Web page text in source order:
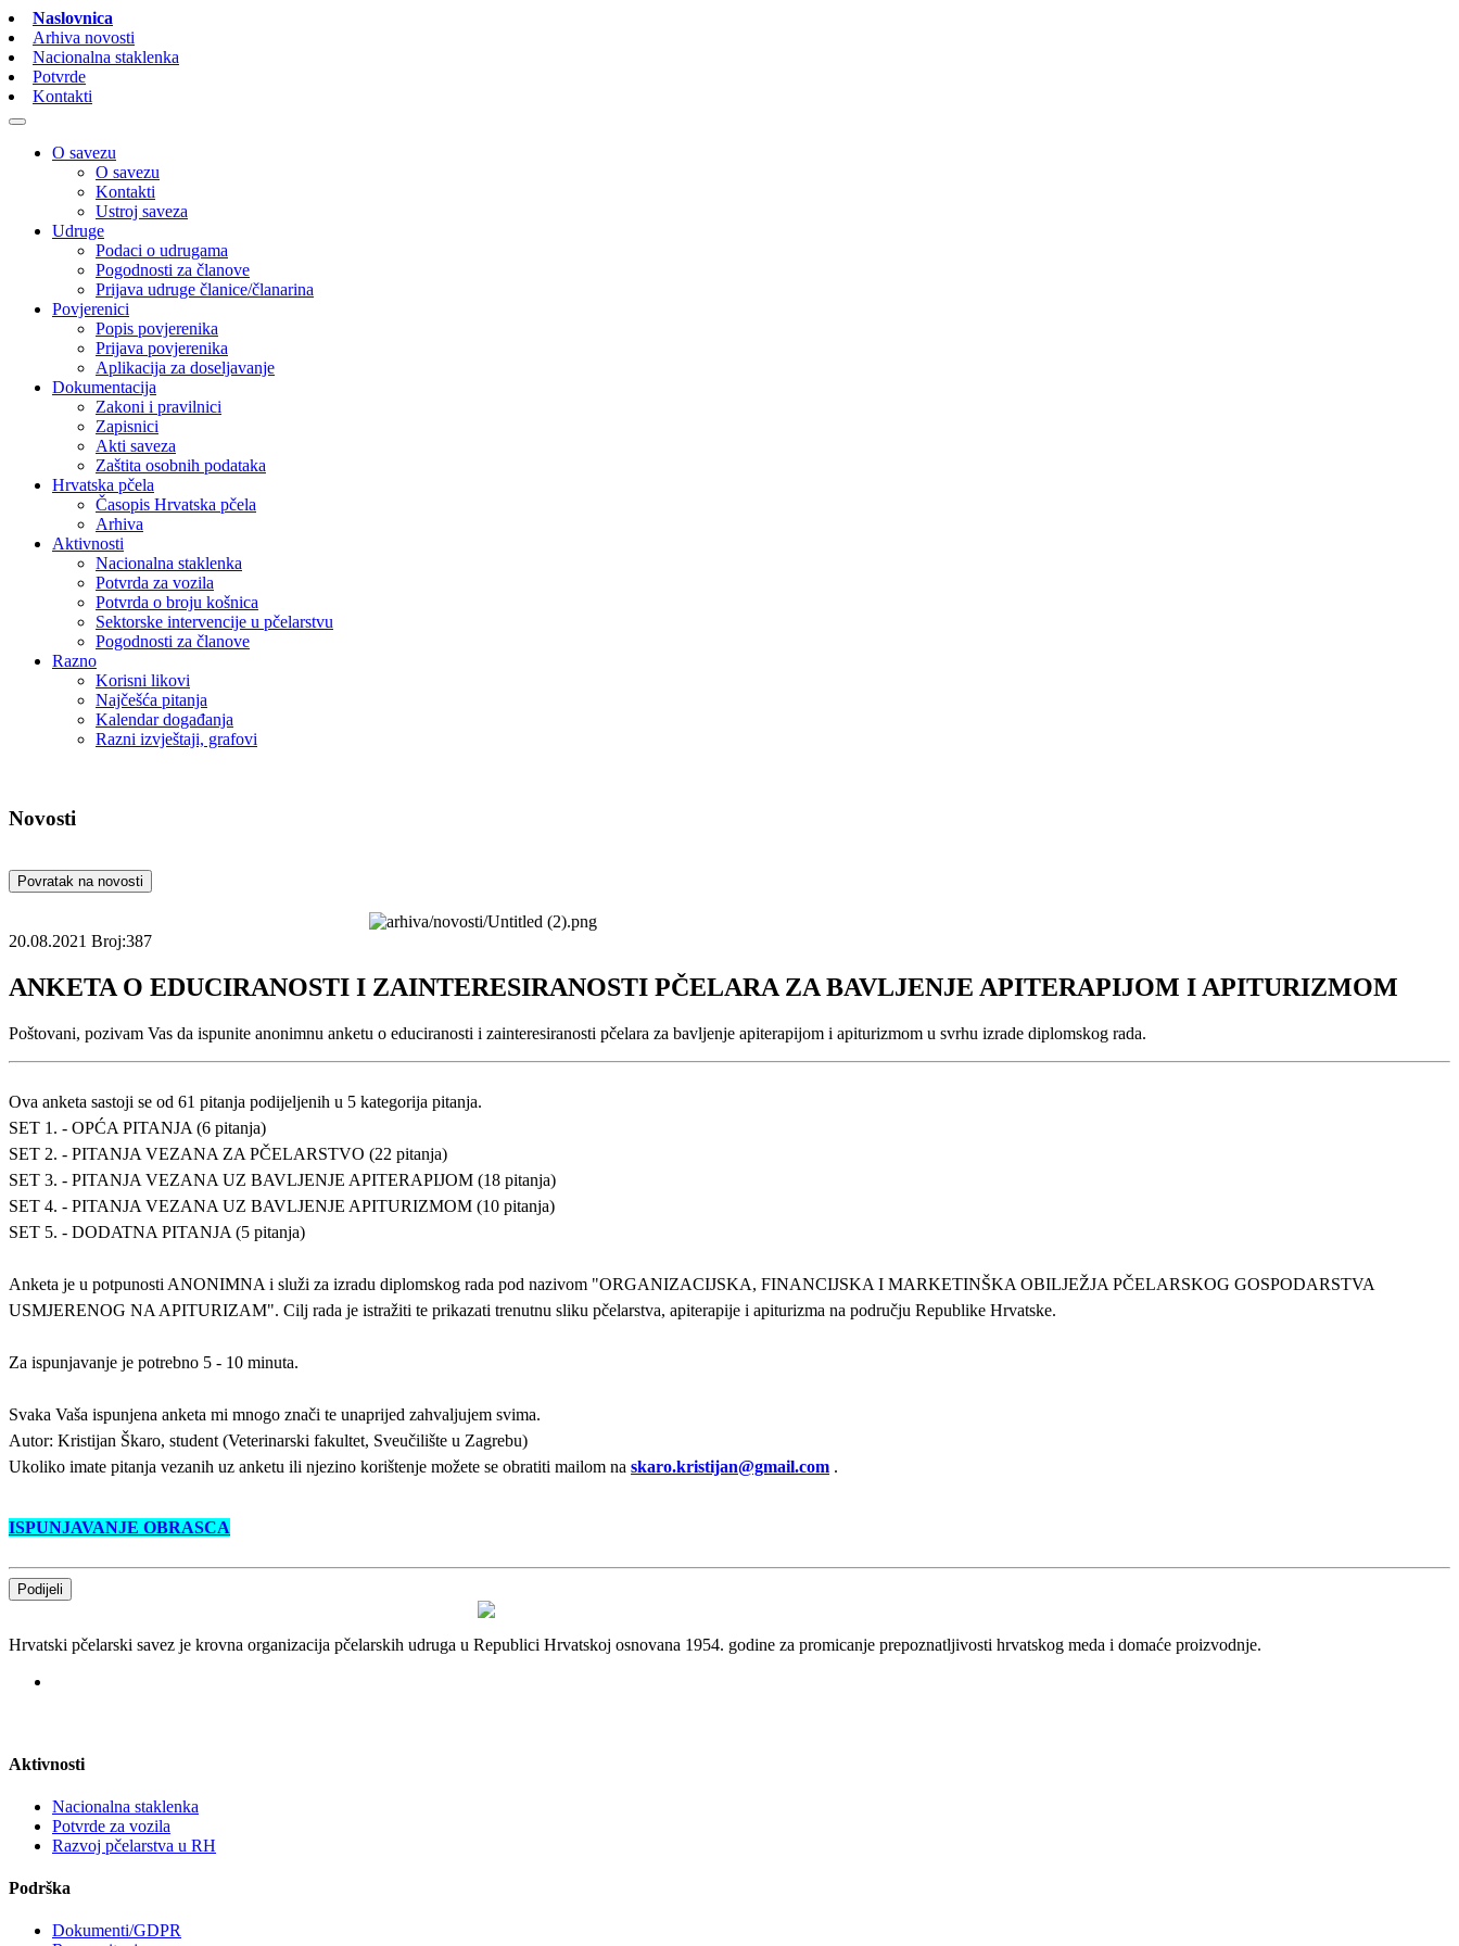
Naslovnica
Arhiva novosti
Nacionalna staklenka
Potvrde
Kontakti
O savezu
O savezu
Kontakti
Ustroj saveza
Udruge
Podaci o udrugama
Pogodnosti za članove
Prijava udruge članice/članarina
Povjerenici
Popis povjerenika
Prijava povjerenika
Aplikacija za doseljavanje
Dokumentacija
Zakoni i pravilnici
Zapisnici
Akti saveza
Zaštita osobnih podataka
Hrvatska pčela
Časopis Hrvatska pčela
Arhiva
Aktivnosti
Nacionalna staklenka
Potvrda za vozila
Potvrda o broju košnica
Sektorske intervencije u pčelarstvu
Pogodnosti za članove
Razno
Korisni likovi
Najčešća pitanja
Kalendar događanja
Razni izvještaji, grafovi
Novosti
Povratak na novosti
20.08.2021 Broj:387
ANKETA O EDUCIRANOSTI I ZAINTERESIRANOSTI PČELARA ZA BAVLJENJE APITERAPIJOM I APITURIZMOM
Poštovani, pozivam Vas da ispunite anonimnu anketu o educiranosti i zainteresiranosti pčelara za bavljenje apiterapijom i apiturizmom u svrhu izrade diplomskog rada.
Ova anketa sastoji se od 61 pitanja podijeljenih u 5 kategorija pitanja.
SET 1. - OPĆA PITANJA (6 pitanja)
SET 2. - PITANJA VEZANA ZA PČELARSTVO (22 pitanja)
SET 3. - PITANJA VEZANA UZ BAVLJENJE APITERAPIJOM (18 pitanja)
SET 4. - PITANJA VEZANA UZ BAVLJENJE APITURIZMOM (10 pitanja)
SET 5. - DODATNA PITANJA (5 pitanja)
Anketa je u potpunosti ANONIMNA i služi za izradu diplomskog rada pod nazivom "ORGANIZACIJSKA, FINANCIJSKA I MARKETINŠKA OBILJEŽJA PČELARSKOG GOSPODARSTVA
USMJERENOG NA APITURIZAM". Cilj rada je istražiti te prikazati trenutnu sliku pčelarstva, apiterapije i apiturizma na području Republike Hrvatske.
Za ispunjavanje je potrebno 5 - 10 minuta.
Svaka Vaša ispunjena anketa mi mnogo znači te unaprijed zahvaljujem svima.
Autor: Kristijan Škaro, student (Veterinarski fakultet, Sveučilište u Zagrebu)
Ukoliko imate pitanja vezanih uz anketu ili njezino korištenje možete se obratiti mailom na skaro.kristijan@gmail.com .
ISPUNJAVANJE OBRASCA
Podijeli
Hrvatski pčelarski savez je krovna organizacija pčelarskih udruga u Republici Hrvatskoj osnovana 1954. godine za promicanje prepoznatljivosti hrvatskog meda i domaće proizvodnje.
Aktivnosti
Nacionalna staklenka
Potvrde za vozila
Razvoj pčelarstva u RH
Podrška
Dokumenti/GDPR